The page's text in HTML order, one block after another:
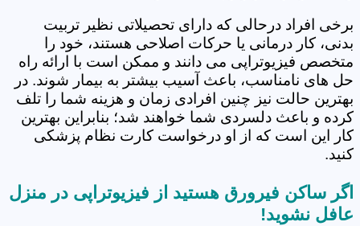
برخی افراد درحالی که دارای تحصیلاتی نظیر تربیت
بدنی، کار درمانی یا حرکات اصلاحی هستند، خود را
متخصص فیزیوتراپی می دانند و ممکن است با ارائه راه
حل های نامناسب، باعث آسیب بیشتر به بیمار شوند. در
بهترین حالت نیز چنین افرادی زمان و هزینه شما را تلف
کرده و باعث دلسردی شما خواهند شد؛ بنابراین بهترین
کار این است که از او درخواست کارت نظام پزشکی
کنید.
اگر ساکن فیرورق هستید از فیزیوتراپی در منزل
عافل نشوید!